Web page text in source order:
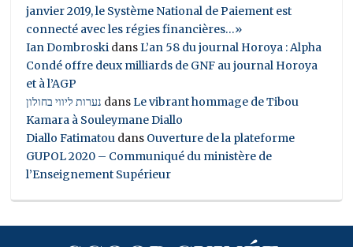
janvier 2019, le Système National de Paiement est
connecté avec les régies financières…»
Ian Dombroski dansL’an 58 du journal Horoya : Alpha
Condé offre deux milliards de GNF au journal Horoya
et à l’AGP
נערות ליווי בחולון dansLe vibrant hommage de Tibou
Kamara à Souleymane Diallo
Diallo Fatimatou dans Ouverture de la plateforme
GUPOL 2020 – Communiqué du ministère de
l’Enseignement Supérieur